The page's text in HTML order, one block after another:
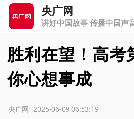
央广网
讲好中国故事 传播中国声
胜利在望！高考
你心想事成
2025-06-09 06:53:19
央广网